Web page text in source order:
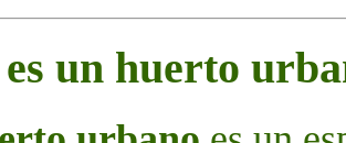
un huerto